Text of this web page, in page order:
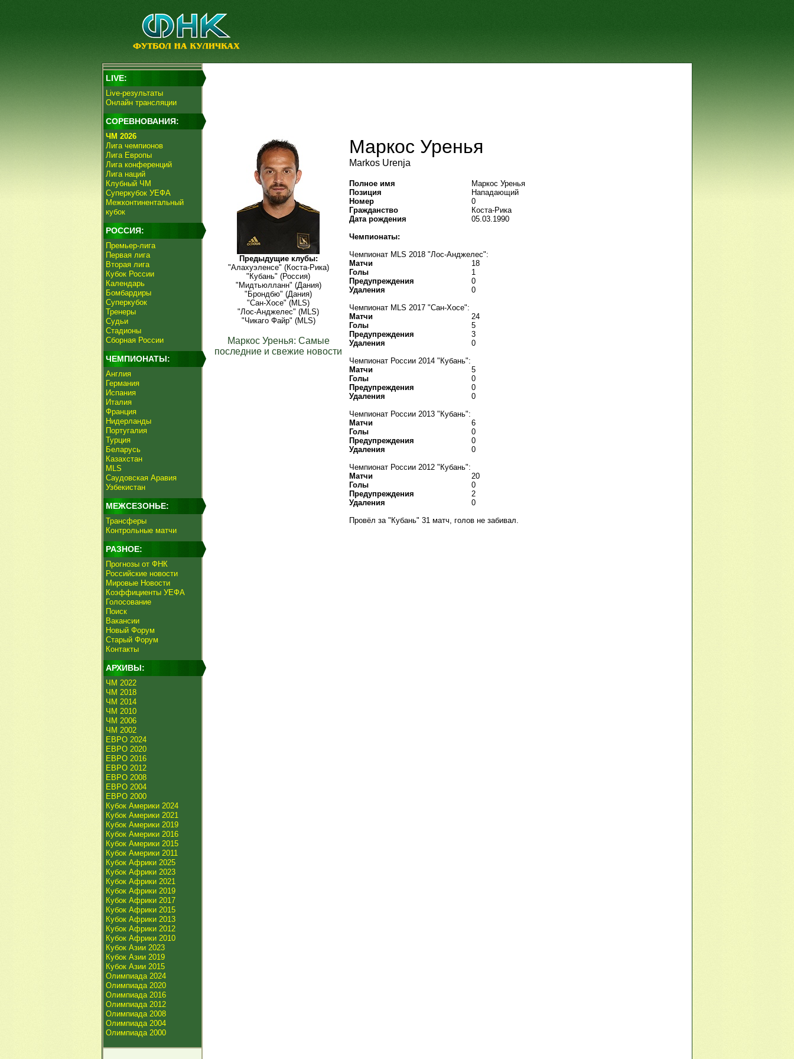
LIVE:
Live-результаты
Онлайн трансляции
СОРЕВНОВАНИЯ:
ЧМ 2026
Лига чемпионов
Лига Европы
Лига конференций
Лига наций
Клубный ЧМ
Суперкубок УЕФА
Межконтинентальный
кубок
РОССИЯ:
Премьер-лига
Первая лига
Вторая лига
Кубок России
Календарь
Бомбардиры
Суперкубок
Тренеры
Судьи
Стадионы
Сборная России
ЧЕМПИОНАТЫ:
Англия
Германия
Испания
Италия
Франция
Нидерланды
Португалия
Турция
Беларусь
Казахстан
MLS
Саудовская Аравия
Узбекистан
МЕЖСЕЗОНЬЕ:
Трансферы
Контрольные матчи
РАЗНОЕ:
Прогнозы от ФНК
Российские новости
Мировые Новости
Коэффициенты УЕФА
Голосование
Поиск
Вакансии
Новый Форум
Старый Форум
Контакты
АРХИВЫ:
ЧМ 2022
ЧМ 2018
ЧМ 2014
ЧМ 2010
ЧМ 2006
ЧМ 2002
ЕВРО 2024
ЕВРО 2020
ЕВРО 2016
ЕВРО 2012
ЕВРО 2008
ЕВРО 2004
ЕВРО 2000
Кубок Америки 2024
Кубок Америки 2021
Кубок Америки 2019
Кубок Америки 2016
Кубок Америки 2015
Кубок Америки 2011
Кубок Африки 2025
Кубок Африки 2023
Кубок Африки 2021
Кубок Африки 2019
Кубок Африки 2017
Кубок Африки 2015
Кубок Африки 2013
Кубок Африки 2012
Кубок Африки 2010
Кубок Азии 2023
Кубок Азии 2019
Кубок Азии 2015
Олимпиада 2024
Олимпиада 2020
Олимпиада 2016
Олимпиада 2012
Олимпиада 2008
Олимпиада 2004
Олимпиада 2000
Предыдущие клубы:
"Алахуэленсе" (Коста-Рика)
"Кубань" (Россия)
"Мидтьюлланн" (Дания)
"Брондбю" (Дания)
"Сан-Хосе" (MLS)
"Лос-Анджелес" (MLS)
"Чикаго Файр" (MLS)
Маркос Уренья: Самые
последние и свежие новости
Маркос Уренья
Markos Urenja
Полное имя
Маркос Уренья
Позиция
Нападающий
Номер
0
Гражданство
Коста-Рика
Дата рождения
05.03.1990
Чемпионаты:
Чемпионат MLS 2018 "Лос-Анджелес":
Матчи
18
Голы
1
Предупреждения
0
Удаления
0
Чемпионат MLS 2017 "Сан-Хосе":
Матчи
24
Голы
5
Предупреждения
3
Удаления
0
Чемпионат России 2014 "Кубань":
Матчи
5
Голы
0
Предупреждения
0
Удаления
0
Чемпионат России 2013 "Кубань":
Матчи
6
Голы
0
Предупреждения
0
Удаления
0
Чемпионат России 2012 "Кубань":
Матчи
20
Голы
0
Предупреждения
2
Удаления
0
Провёл за "Кубань" 31 матч, голов не забивал.